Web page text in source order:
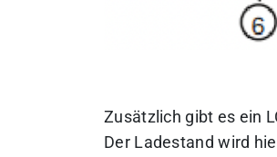
Zusätzlich gibt es ein
Der Ladestand wird